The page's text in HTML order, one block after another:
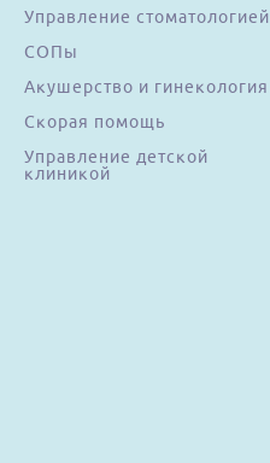
Управление стоматологией
СОПы
Акушерство и гинекология
Скорая помощь
Управление детской
клиникой